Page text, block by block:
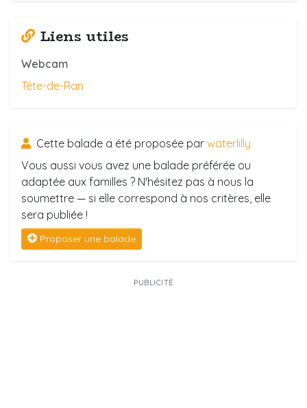
Liens utiles
Webcam
Tête-de-Ran
Cette balade a été proposée par waterlilly
Vous aussi vous avez une balade préférée ou
adaptée aux familles ? N'hésitez pas à nous la
soumettre — si elle correspond à nos critères, elle
sera publiée !
Proposer une balade
PUBLICITÉ